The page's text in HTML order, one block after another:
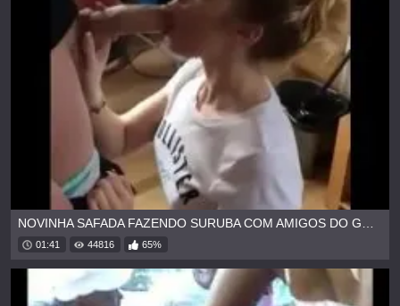
01:41 44816 65%